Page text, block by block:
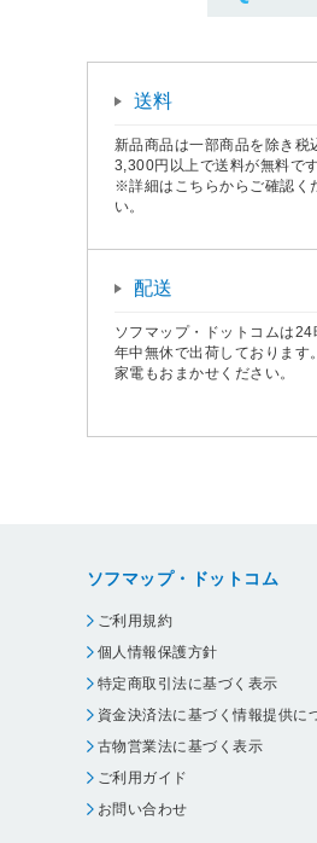
送料
新品商品は一部商品を除き税
3,300円以上で送料が無料です
※詳細はこちらからご確認く
い。
配送
ソフマップ・ドットコムは24
年中無休で出荷しております
家電もおまかせください。
ソフマップ・ドットコム
ご利用規約
個人情報保護方針
特定商取引法に基づく表示
資金決済法に基づく情報提供に
古物営業法に基づく表示
ご利用ガイド
お問い合わせ